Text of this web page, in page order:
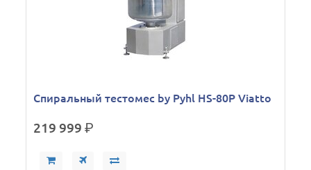
Спиральный тестомес by Pyhl HS-80P Viatto
219 999р.